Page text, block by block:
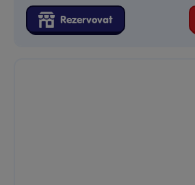
Rezervovat